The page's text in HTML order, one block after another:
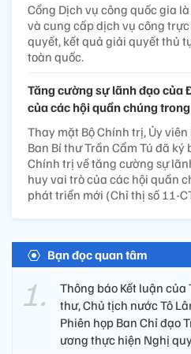
Cổng Dịch vụ công quốc gia
và cung cấp dịch vụ công
quyết, kết quả giải quyết thủ
toàn quốc.
Tăng cường sự lãnh đạo của
của các hội quần chúng
Thay mặt Bộ Chính trị, Ủy
Ban Bí thư Trần Cẩm Tú đã
Chính trị về tăng cường sự
huy vai trò của các hội quần
phát triển mới (Chỉ thị số 11-
Bạn đọc quan tâm
Thông báo Kết luận của
thư, Chủ tịch nước Tô
Phiên họp Ban Chỉ đạo
ương thực hiện Nghị